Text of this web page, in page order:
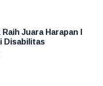
Juara Harapan I
Disabilitas